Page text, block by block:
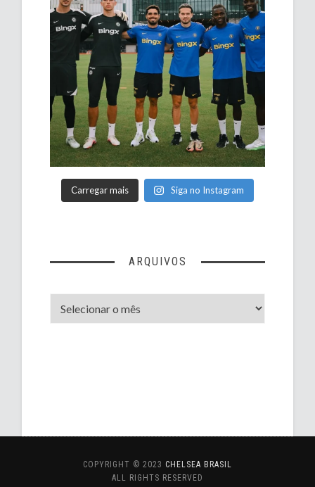
Carregar mais Siga no Instagram
ARQUIVOS
COPYRIGHT © 2023 CHELSEA BRASIL
ALL RIGHTS RESERVED